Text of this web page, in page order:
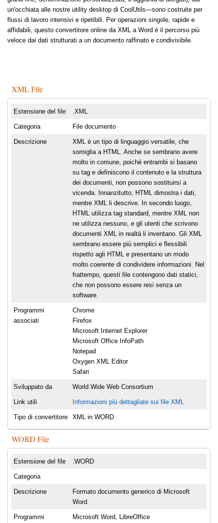
un'occhiata alle nostre utility desktop di CoolUtils—sono costruite per
flussi di lavoro intensivi e ripetibili. Per operazioni singole, rapide e
affidabili, questo convertitore online da XML a Word è il percorso più
veloce dai dati strutturati a un documento raffinato e condivisibile.
XML File
Estensione del file .XML
Categoria File documento
Descrizione
XML è un tipo di linguaggio versatile, che
somiglia a HTML. Anche se sembrano avere
molto in comune, poiché entrambi si basano
su tag e definiscono il contenuto e la struttura
dei documenti, non possono sostituirsi a
vicenda. Innanzitutto, HTML dimostra i dati,
mentre XML li descrive. In secondo luogo,
HTML utilizza tag standard, mentre XML non
ne utilizza nessuno, e gli utenti che scrivono
documenti XML in realtà li inventano. Gli XML
sembrano essere più semplici e flessibili
rispetto agli HTML e presentano un modo
molto coerente di condividere informazioni. Nel
frattempo, questi file contengono dati statici,
che non possono essere resi senza un
software.
Programmi
associati
Chrome
Firefox
Microsoft Internet Explorer
Microsoft Office InfoPath
Notepad
Oxygen XML Editor
Safari
Sviluppato da World Wide Web Consortium
Link utili Informazioni più dettagliate sui file XML
Tipo di convertitore XML in WORD
WORD File
Estensione del file .WORD
Categoria
Descrizione
Formato documento generico di Microsoft
Word.
Programmi
Microsoft Word, LibreOffice